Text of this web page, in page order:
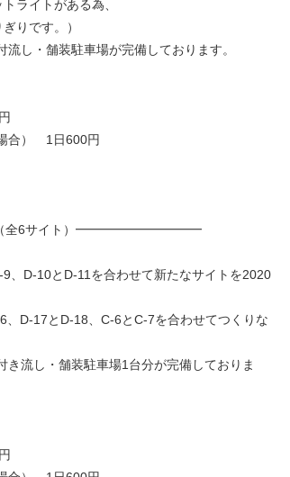
ライトがある為、
りです。）
し・舗装駐車場が完備しております。
） 1日600円
ド（全6サイト）━━━━━━━━━━
、D-10とD-11を合わせて新たなサイトを2020
D-17とD-18、C-6とC-7を合わせてつくりな
き流し・舗装駐車場1台分が完備しておりま